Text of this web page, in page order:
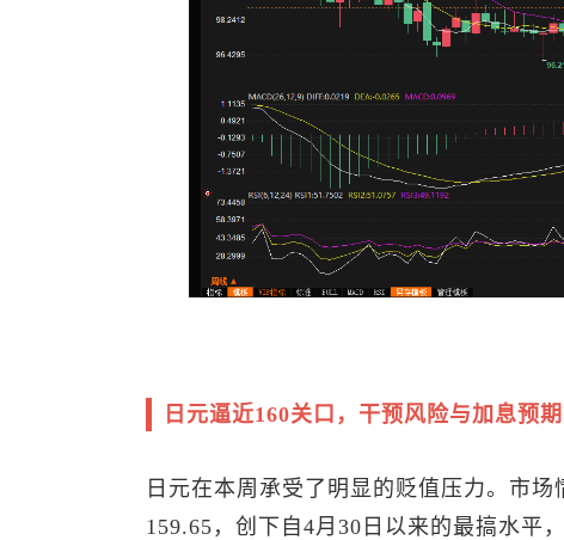
日元逼近160关口，干预风险与加息预
日元在本周承受了明显的贬值压力。市场
159.65，创下自4月30日以来的最搞水平